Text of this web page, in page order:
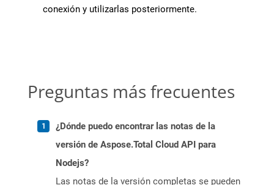
conexión y utilizarlas posteriormente.
Preguntas más frecuentes
¿Dónde puedo encontrar las notas de la
versión de Aspose.Total Cloud API para
Nodejs?
Las notas de la versión completas se pueden